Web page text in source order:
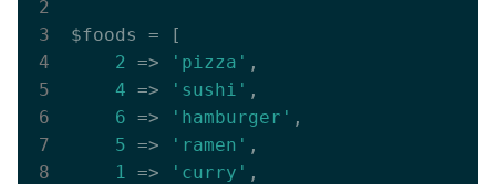
$foods = [
2
=> 'pizza' ,
4 => 'sushi' ,
6 => 'hamburger' ,
5 => 'ramen' ,
1
=> 'curry' ,